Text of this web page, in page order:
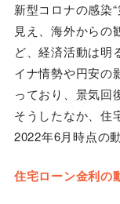
新型コロナの感染
見え、海外からの
ど、経済活動は明
イナ情勢や円安の
っており、景気回
そうしたなか、住
2022年6月時点の
住宅ローン金利の